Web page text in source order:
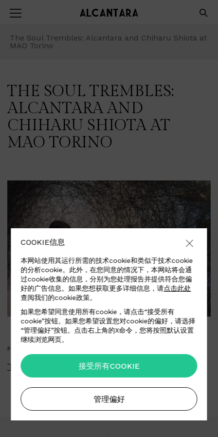
The Soul Trembles: Alcantara and Chiharu Shiota at
MAO Torino
THE SOUL TREMBLES:
ALCANTARA AND
CHIHARU SHIOTA AT
MAO TORINO
PRESS KIT
下载媒体资料
COOKIE信息
本网站使用其运行所需的技术cookie和类似于技术cookie
的分析cookie。此外，在您同意的情况下，本网站将会通
过cookie收集的信息，分别为您处理报告并提供符合您偏
好的广告信息。如果您想获取更多详细信息，请点击此处
查阅我们的cookie政策。
如果您希望同意使用所有cookie，请点击“接受所有
cookie”按钮。如果您希望设置您对cookie的偏好，请选择
“管理偏好”按钮。点击右上角的X命令，您将按照默认设置
继续浏览网页。
接受所有COOKIE
管理偏好